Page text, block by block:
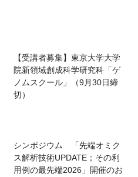
【受講者募集】東京大学大学
院新領域創成科学研究科「ゲ
ノムスクール」（9月30日締
切）
シンポジウム 「先端オミク
ス解析技術UPDATE；その利
用例の最先端2026」開催のお